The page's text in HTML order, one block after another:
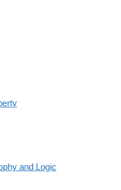
and Logic